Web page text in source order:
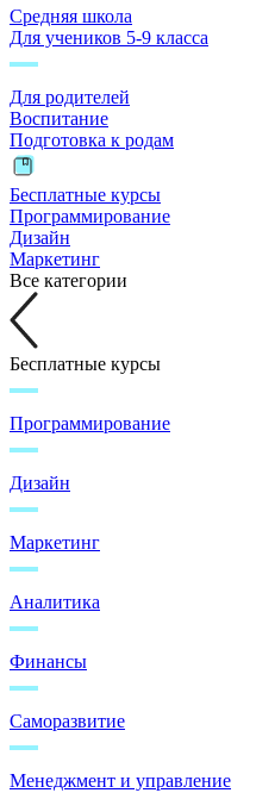
Средняя школа
Для учеников 5-9 класса
Для родителей
Воспитание
Подготовка к родам
Бесплатные курсы
Программирование
Дизайн
Маркетинг
Все категории
Бесплатные курсы
Программирование
Дизайн
Маркетинг
Аналитика
Финансы
Саморазвитие
Менеджмент и управление